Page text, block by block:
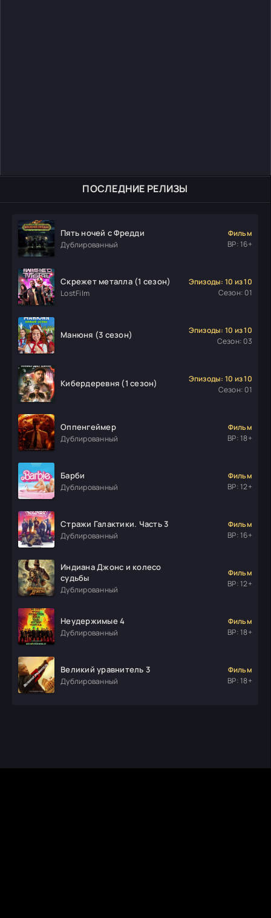
ПОСЛЕДНИЕ РЕЛИЗЫ
Пять ночей с Фредди
Дублированный
Фильм
ВР: 16+
Скрежет металла (1 сезон)
LostFilm
Эпизоды: 10 из 10
Сезон: 01
Манюня (3 сезон)
Эпизоды: 10 из 10
Сезон: 03
Кибердеревня (1 сезон)
Эпизоды: 10 из 10
Сезон: 01
Оппенгеймер
Дублированный
Фильм
ВР: 18+
Барби
Дублированный
Фильм
ВР: 12+
Стражи Галактики. Часть 3
Дублированный
Фильм
ВР: 16+
Индиана Джонс и колесо
судьбы
Дублированный
Фильм
ВР: 12+
Неудержимые 4
Дублированный
Фильм
ВР: 18+
Великий уравнитель 3
Дублированный
Фильм
ВР: 18+